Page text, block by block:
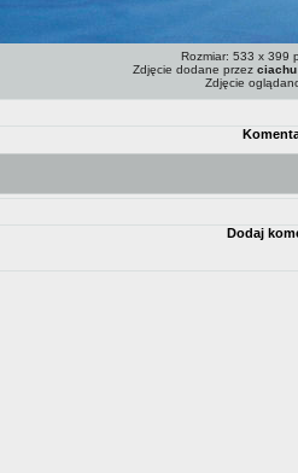
Rozmiar: 533 x 399
Zdjęcie dodane przez ciachu
Zdjęcie
Dodaj